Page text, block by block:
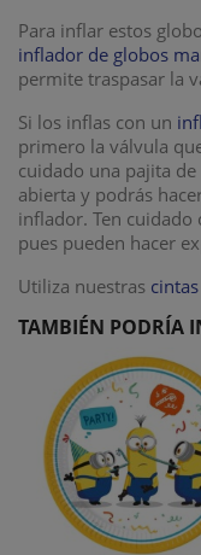
Para inflar estos
inflador de globos
permite traspasar la
Si los inflas con un
primero la válvula
cuidado una pajita
abierta y podrás
inflador. Ten
pues pueden hacer
Utiliza nuestras
TAMBIÉN PODRÍA